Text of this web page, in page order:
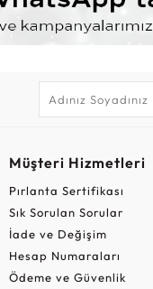
Müşteri Hizmetleri
Pırlanta Sertifikası
Sık Sorulan Sorular
İade ve Değişim
Hesap Numaraları
Ödeme ve Güvenlik